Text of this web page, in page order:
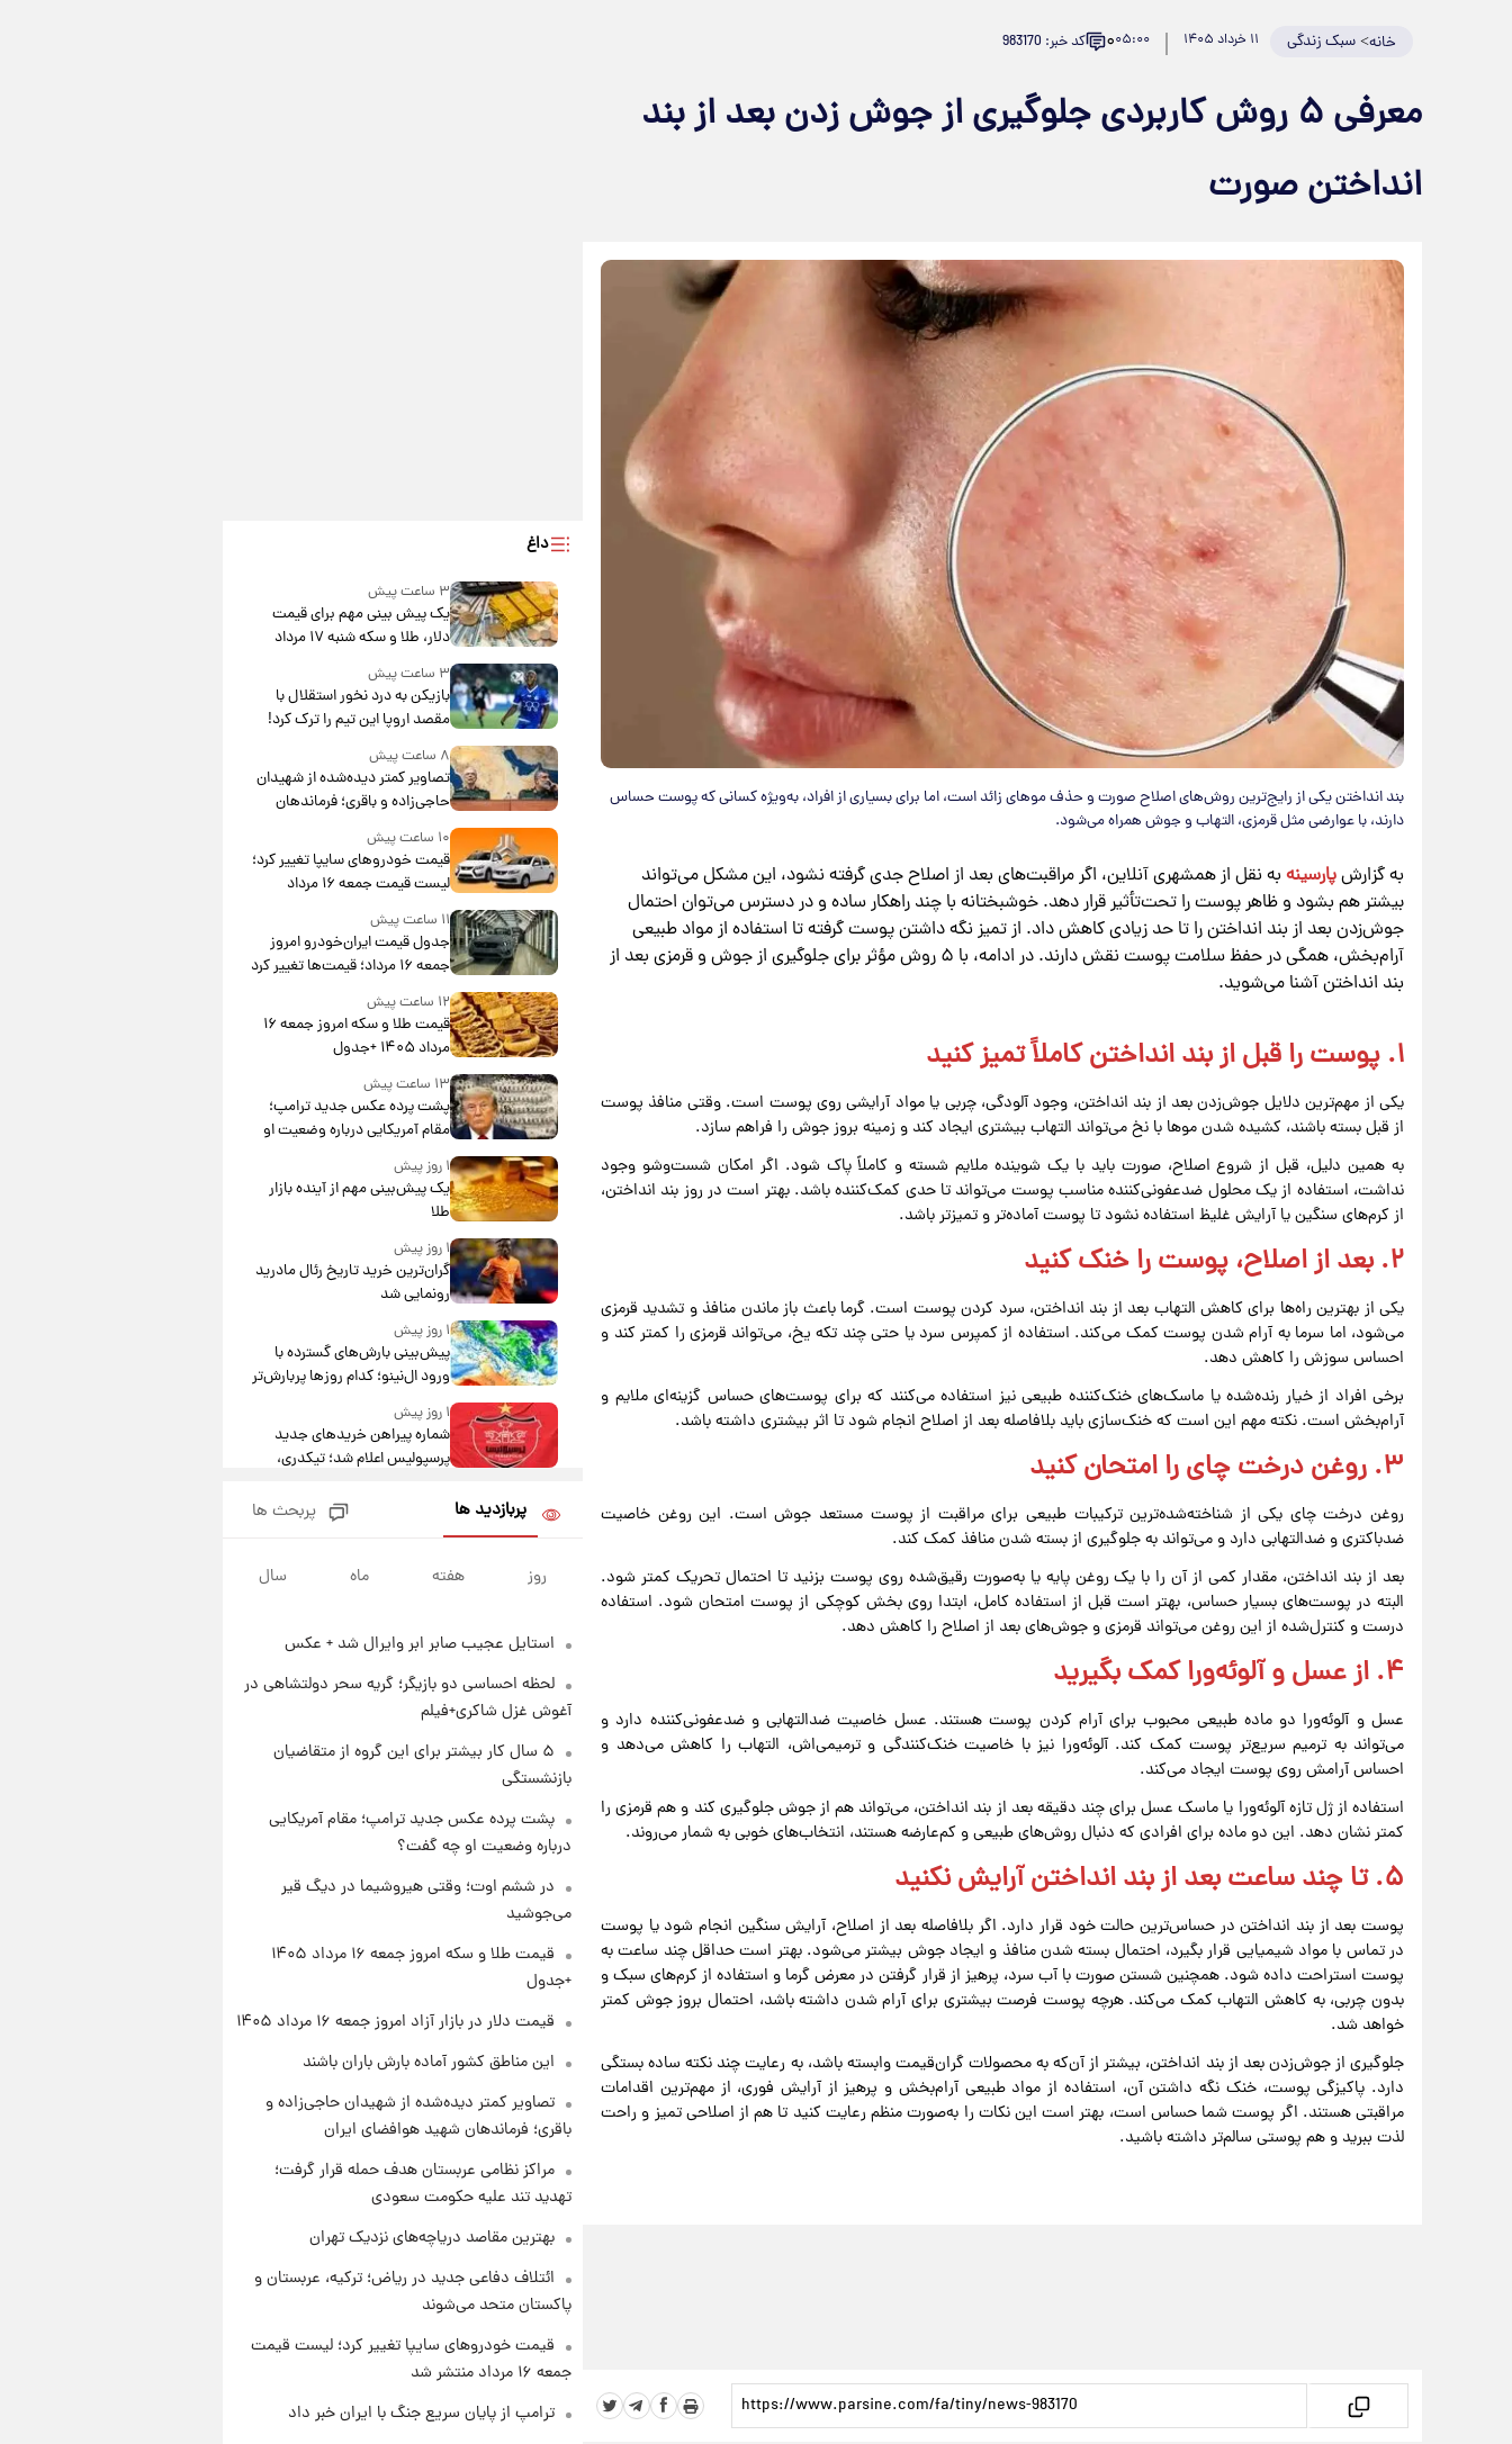
خانه>سبک زندگی ۱۱ خرداد ۱۴۰۵ ۰۵:۰۰۰ کد خبر: 983170
معرفی ۵ روش کاربردی جلوگیری از جوش‌ زدن بعد از بند
انداختن صورت
بند انداختن یکی از رایج‌ترین روش‌های اصلاح صورت و حذف موهای زائد است، اما برای بسیاری از افراد، به‌ویژه کسانی که پوست حساس
دارند، با عوارضی مثل قرمزی، التهاب و جوش همراه می‌شود.
به گزارشپارسینه به نقل از همشهری آنلاین، اگر مراقبت‌های بعد از اصلاح جدی گرفته نشود، این مشکل می‌تواند
بیشتر هم بشود و ظاهر پوست را تحت‌تأثیر قرار دهد. خوشبختانه با چند راهکار ساده و در دسترس می‌توان احتمال
جوش‌زدن بعد از بند انداختن را تا حد زیادی کاهش داد. از تمیز نگه داشتن پوست گرفته تا استفاده از مواد طبیعی
آرام‌بخش، همگی در حفظ سلامت پوست نقش دارند. در ادامه، با ۵ روش مؤثر برای جلوگیری از جوش و قرمزی بعد از
بند انداختن آشنا می‌شوید.
۱. پوست را قبل از بند انداختن کاملاً تمیز کنید
یکی از مهم‌ترین دلایل جوش‌زدن بعد از بند انداختن، وجود آلودگی، چربی یا مواد آرایشی روی پوست است. وقتی منافذ پوست
از قبل بسته باشند، کشیده شدن موها با نخ می‌تواند التهاب بیشتری ایجاد کند و زمینه بروز جوش را فراهم سازد.
به همین دلیل، قبل از شروع اصلاح، صورت باید با یک شوینده ملایم شسته و کاملاً پاک شود. اگر امکان شست‌وشو وجود
نداشت، استفاده از یک محلول ضدعفونی‌کننده مناسب پوست می‌تواند تا حدی کمک‌کننده باشد. بهتر است در روز بند انداختن،
از کرم‌های سنگین یا آرایش غلیظ استفاده نشود تا پوست آماده‌تر و تمیزتر باشد.
۲. بعد از اصلاح، پوست را خنک کنید
یکی از بهترین راه‌ها برای کاهش التهاب بعد از بند انداختن، سرد کردن پوست است. گرما باعث باز ماندن منافذ و تشدید قرمزی
می‌شود، اما سرما به آرام شدن پوست کمک می‌کند. استفاده از کمپرس سرد یا حتی چند تکه یخ، می‌تواند قرمزی را کمتر کند و
احساس سوزش را کاهش دهد.
برخی افراد از خیار رنده‌شده یا ماسک‌های خنک‌کننده طبیعی نیز استفاده می‌کنند که برای پوست‌های حساس گزینه‌ای ملایم و
آرام‌بخش است. نکته مهم این است که خنک‌سازی باید بلافاصله بعد از اصلاح انجام شود تا اثر بیشتری داشته باشد.
۳. روغن درخت چای را امتحان کنید
روغن درخت چای یکی از شناخته‌شده‌ترین ترکیبات طبیعی برای مراقبت از پوست مستعد جوش است. این روغن خاصیت
ضدباکتری و ضدالتهابی دارد و می‌تواند به جلوگیری از بسته شدن منافذ کمک کند.
بعد از بند انداختن، مقدار کمی از آن را با یک روغن پایه یا به‌صورت رقیق‌شده روی پوست بزنید تا احتمال تحریک کمتر شود.
البته در پوست‌های بسیار حساس، بهتر است قبل از استفاده کامل، ابتدا روی بخش کوچکی از پوست امتحان شود. استفاده
درست و کنترل‌شده از این روغن می‌تواند قرمزی و جوش‌های بعد از اصلاح را کاهش دهد.
۴. از عسل و آلوئه‌ورا کمک بگیرید
عسل و آلوئه‌ورا دو ماده طبیعی محبوب برای آرام کردن پوست هستند. عسل خاصیت ضدالتهابی و ضدعفونی‌کننده دارد و
می‌تواند به ترمیم سریع‌تر پوست کمک کند. آلوئه‌ورا نیز با خاصیت خنک‌کنندگی و ترمیمی‌اش، التهاب را کاهش می‌دهد و
احساس آرامش روی پوست ایجاد می‌کند.
استفاده از ژل تازه آلوئه‌ورا یا ماسک عسل برای چند دقیقه بعد از بند انداختن، می‌تواند هم از جوش جلوگیری کند و هم قرمزی را
کمتر نشان دهد. این دو ماده برای افرادی که دنبال روش‌های طبیعی و کم‌عارضه هستند، انتخاب‌های خوبی به شمار می‌روند.
۵. تا چند ساعت بعد از بند انداختن آرایش نکنید
پوست بعد از بند انداختن در حساس‌ترین حالت خود قرار دارد. اگر بلافاصله بعد از اصلاح، آرایش سنگین انجام شود یا پوست
در تماس با مواد شیمیایی قرار بگیرد، احتمال بسته شدن منافذ و ایجاد جوش بیشتر می‌شود. بهتر است حداقل چند ساعت به
پوست استراحت داده شود. همچنین شستن صورت با آب سرد، پرهیز از قرار گرفتن در معرض گرما و استفاده از کرم‌های سبک و
بدون چربی، به کاهش التهاب کمک می‌کند. هرچه پوست فرصت بیشتری برای آرام شدن داشته باشد، احتمال بروز جوش کمتر
خواهد شد.
جلوگیری از جوش‌زدن بعد از بند انداختن، بیشتر از آن‌که به محصولات گران‌قیمت وابسته باشد، به رعایت چند نکته ساده بستگی
دارد. پاکیزگی پوست، خنک نگه داشتن آن، استفاده از مواد طبیعی آرام‌بخش و پرهیز از آرایش فوری، از مهم‌ترین اقدامات
مراقبتی هستند. اگر پوست شما حساس است، بهتر است این نکات را به‌صورت منظم رعایت کنید تا هم از اصلاحی تمیز و راحت
لذت ببرید و هم پوستی سالم‌تر داشته باشید.
داغ
۳ ساعت پیش
یک پیش ‌بینی مهم برای قیمت
دلار، طلا و سکه شنبه ۱۷ مرداد
۳ ساعت پیش
بازیکن به درد نخور استقلال با
مقصد اروپا این تیم را ترک کرد!
۸ ساعت پیش
تصاویر کمتر دیده‌شده از شهیدان
حاجی‌زاده و باقری؛ فرماندهان
شهید هوافضای ایران
۱۰ ساعت پیش
قیمت خودروهای سایپا تغییر کرد؛
لیست قیمت جمعه ۱۶ مرداد
منتشر شد
۱۱ ساعت پیش
جدول قیمت ایران‌خودرو امروز
جمعه ۱۶ مرداد؛ قیمت‌ها تغییر کرد
۱۲ ساعت پیش
قیمت طلا و سکه امروز جمعه ۱۶
مرداد ۱۴۰۵ +جدول
۱۳ ساعت پیش
پشت پرده عکس جدید ترامپ؛
مقام آمریکایی درباره وضعیت او
چه گفت؟
۱ روز پیش
یک پیش‌بینی مهم از آینده بازار
طلا
۱ روز پیش
گران‌ترین خرید تاریخ رئال مادرید
رونمایی شد
۱ روز پیش
پیش‌بینی بارش‌های گسترده با
ورود ال‌نینو؛ کدام روزها پربارش‌تر
خواهند بود؟
۱ روز پیش
شماره پیراهن خریدهای جدید
پرسپولیس اعلام شد؛ تیکدری،
جزئیات فعال‌سازی «کیف پول
ایران» اعلام شد+فیلم
۱ روز پیش
۱۵ مرداد ۱۴۰۵ +جدول
قیمت طلا و سکه امروز پنجشنبه
۱۵ مرداد ۱۴۰۵
شارژ جدید کالابرگ برای سه
پربازدید ها پربحث ها
روز هفته ماه سال
استایل عجیب صابر ابر وایرال شد + عکس
لحظه احساسی دو بازیگر؛ گریه سحر دولتشاهی در
آغوش غزل شاکری+فیلم
۵ سال کار بیشتر برای این گروه از متقاضیان
بازنشستگی
پشت پرده عکس جدید ترامپ؛ مقام آمریکایی
درباره وضعیت او چه گفت؟
در ششم اوت؛ وقتی هیروشیما در دیگ قیر
می‌جوشید
قیمت طلا و سکه امروز جمعه ۱۶ مرداد ۱۴۰۵
+جدول
قیمت دلار در بازار آزاد امروز جمعه ۱۶ مرداد ۱۴۰۵
این مناطق کشور آماده بارش باران باشند
تصاویر کمتر دیده‌شده از شهیدان حاجی‌زاده و
باقری؛ فرماندهان شهید هوافضای ایران
مراکز نظامی عربستان هدف حمله قرار گرفت؛
تهدید تند علیه حکومت سعودی
بهترین مقاصد دریاچه‌های نزدیک تهران
ائتلاف دفاعی جدید در ریاض؛ ترکیه، عربستان و
پاکستان متحد می‌شوند
قیمت خودروهای سایپا تغییر کرد؛ لیست قیمت
جمعه ۱۶ مرداد منتشر شد
ترامپ از پایان سریع جنگ با ایران خبر داد